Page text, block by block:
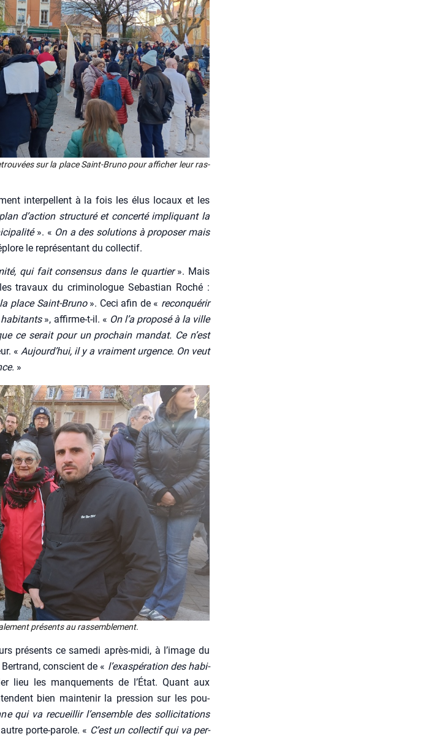
sur la place Saint-Bru­no pour affi­cher leur ras-
inter­pellent à la fois les élus locaux et les
d’ac­tion struc­tu­ré et concer­té impli­quant la
». « On a des solu­tions à pro­po­ser mais
le repré­sen­tant du col­lec­tif.
qui fait consen­sus dans le quar­tier». Mais
tra­vaux du cri­mi­no­logue Sebas­tian Roché :
place Saint-Bru­no». Ceci afin de « recon­qué­rir
habi­tants», affirme-t-il. « On l’a pro­po­sé à la ville
ce serait pour un pro­chain man­dat. Ce n’est
« Aujourd’­hui, il y a vrai­ment urgence. On veut
»
pré­sents au ras­sem­ble­ment.
pré­sents ce same­di après-midi, à l’i­mage du
conscient de « l’exas­pé­ra­tion des habi­
lieu les man­que­ments de l’É­tat. Quant aux
bien main­te­nir la pres­sion sur les pou­
qui va recueillir l’en­semble des sol­li­ci­ta­tions
porte-parole. « C’est un col­lec­tif qui va per­